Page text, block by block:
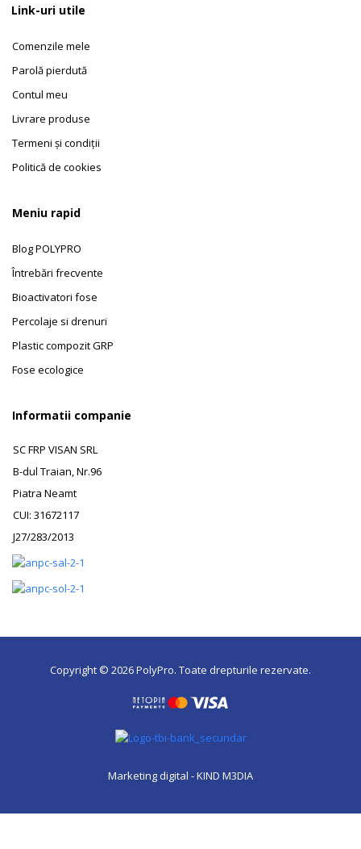
Link-uri utile
Comenzile mele
Parolă pierdută
Contul meu
Livrare produse
Termeni și condiții
Politică de cookies
Meniu rapid
Blog POLYPRO
Întrebări frecvente
Bioactivatori fose
Percolaje si drenuri
Plastic compozit GRP
Fose ecologice
Informatii companie
SC FRP VISAN SRL
B-dul Traian, Nr.96
Piatra Neamt
CUI: 31672117
J27/283/2013
Copyright © 2026 PolyPro. Toate drepturile rezervate.
Marketing digital - KIND M3DIA